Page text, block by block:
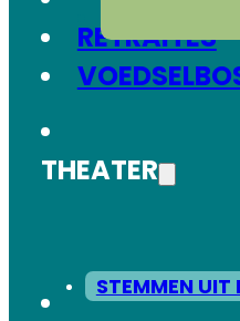
RETRAITES
THEATER
STEMMEN UIT